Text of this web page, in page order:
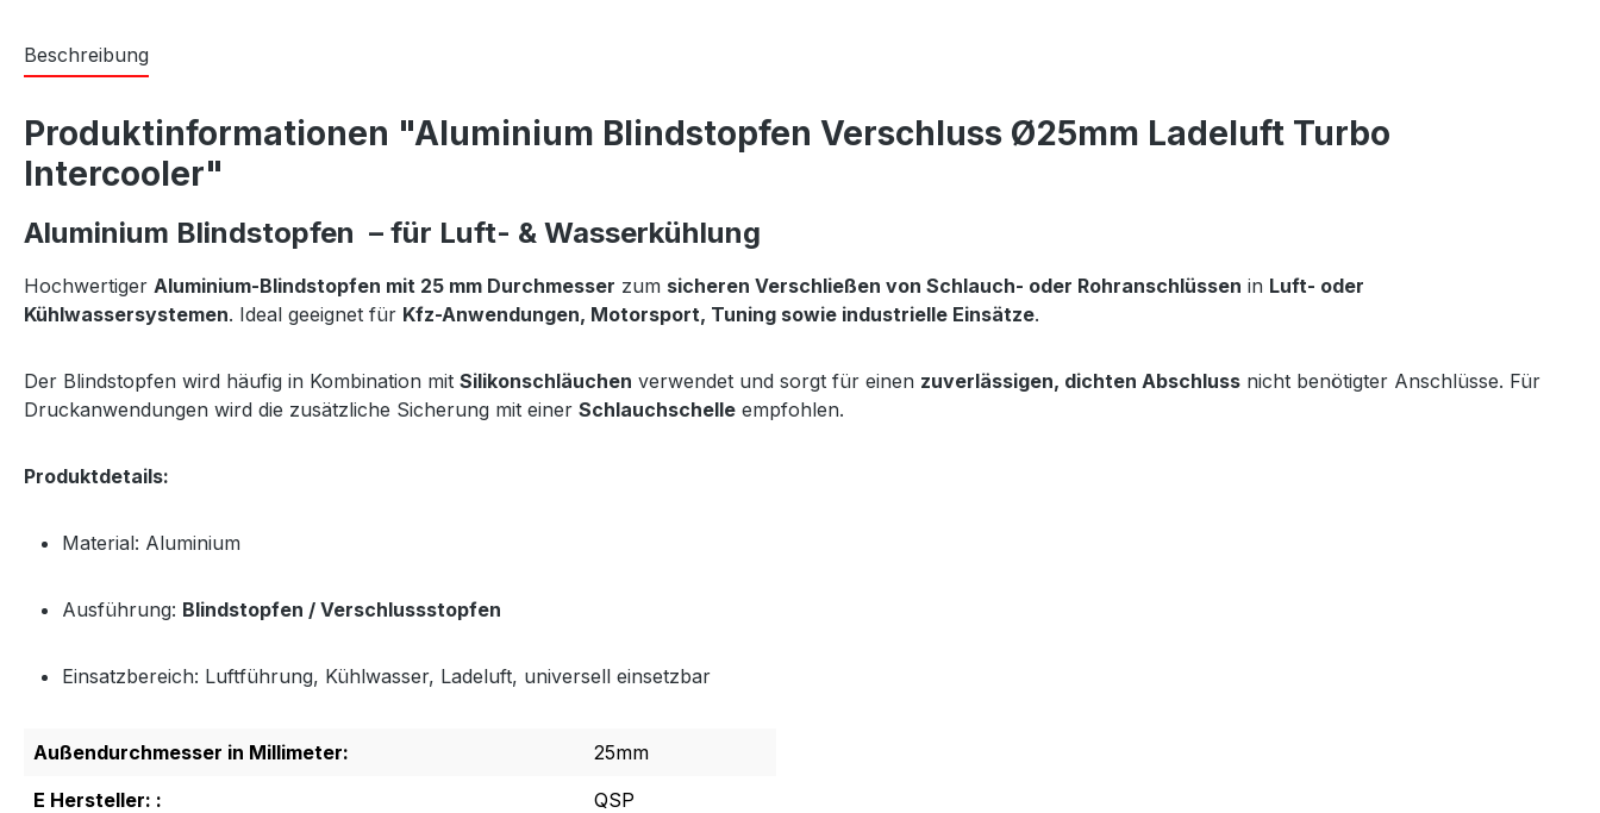
Beschreibung
Produktinformationen "Aluminium Blindstopfen Verschluss Ø25mm Ladeluft Turbo
Intercooler"
Aluminium Blindstopfen – für Luft- & Wasserkühlung
Hochwertiger Aluminium-Blindstopfen mit 25 mm Durchmesser zum sicheren Verschließen von Schlauch- oder Rohranschlüssen in Luft- oder
Kühlwassersystemen. Ideal geeignet für Kfz-Anwendungen, Motorsport, Tuning sowie industrielle Einsätze.
Der Blindstopfen wird häufig in Kombination mit Silikonschläuchen verwendet und sorgt für einen zuverlässigen, dichten Abschluss nicht benötigter Anschlüsse. Für
Druckanwendungen wird die zusätzliche Sicherung mit einer Schlauchschelle empfohlen.
Produktdetails:
Material: Aluminium
Ausführung: Blindstopfen / Verschlussstopfen
Einsatzbereich: Luftführung, Kühlwasser, Ladeluft, universell einsetzbar
Außendurchmesser in Millimeter:
25mm
E Hersteller: :
QSP